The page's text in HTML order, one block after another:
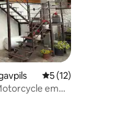
5 de uma
5 (12)
em